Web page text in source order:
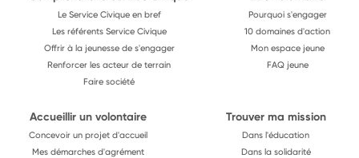
Le Service Civique en bref
Les référents Service Civique
Offrir à la jeunesse de s'engager
Renforcer les acteur de terrain
Faire société
Pourquoi s'engager
10 domaines d'action
Mon espace jeune
FAQ jeune
Accueillir un volontaire
Concevoir un projet d'accueil
Mes démarches d'agrément
Trouver ma mission
Dans l'éducation
Dans la solidarité